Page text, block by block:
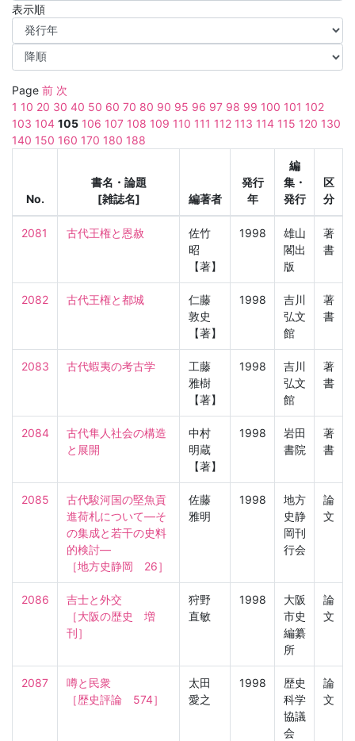
表示順
Page 前 次
1 10 20 30 40 50 60 70 80 90 95 96 97 98 99 100 101 102
103 104 105 106 107 108 109 110 111 112 113 114 115 120 130
140 150 160 170 180 188
No.
書名・論題
[雑誌名]
編著者
発行
年
編
集・
発行
区
分
2081 古代王権と恩赦
佐竹
昭
【著】
1998
雄山
閣出
版
著
書
2082 古代王権と都城
仁藤
敦史
【著】
1998
吉川
弘文
館
著
書
2083 古代蝦夷の考古学
工藤
雅樹
【著】
1998
吉川
弘文
館
著
書
2084
古代隼人社会の構造
と展開
中村
明蔵
【著】
1998
岩田
書院
著
書
2085
古代駿河国の堅魚貢
進荷札について—そ
の集成と若干の史料
的検討—
［地方史静岡　26］
佐藤
雅明
1998
地方
史静
岡刊
行会
論
文
2086
吉士と外交
［大阪の歴史　増
刊］
狩野
直敏
1998
大阪
市史
編纂
所
論
文
2087
噂と民衆
［歴史評論　574］
太田
愛之
1998
歴史
科学
協議
会
論
文